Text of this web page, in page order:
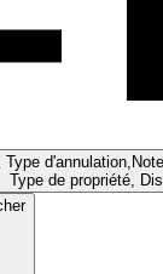
Type
Type de propriété,